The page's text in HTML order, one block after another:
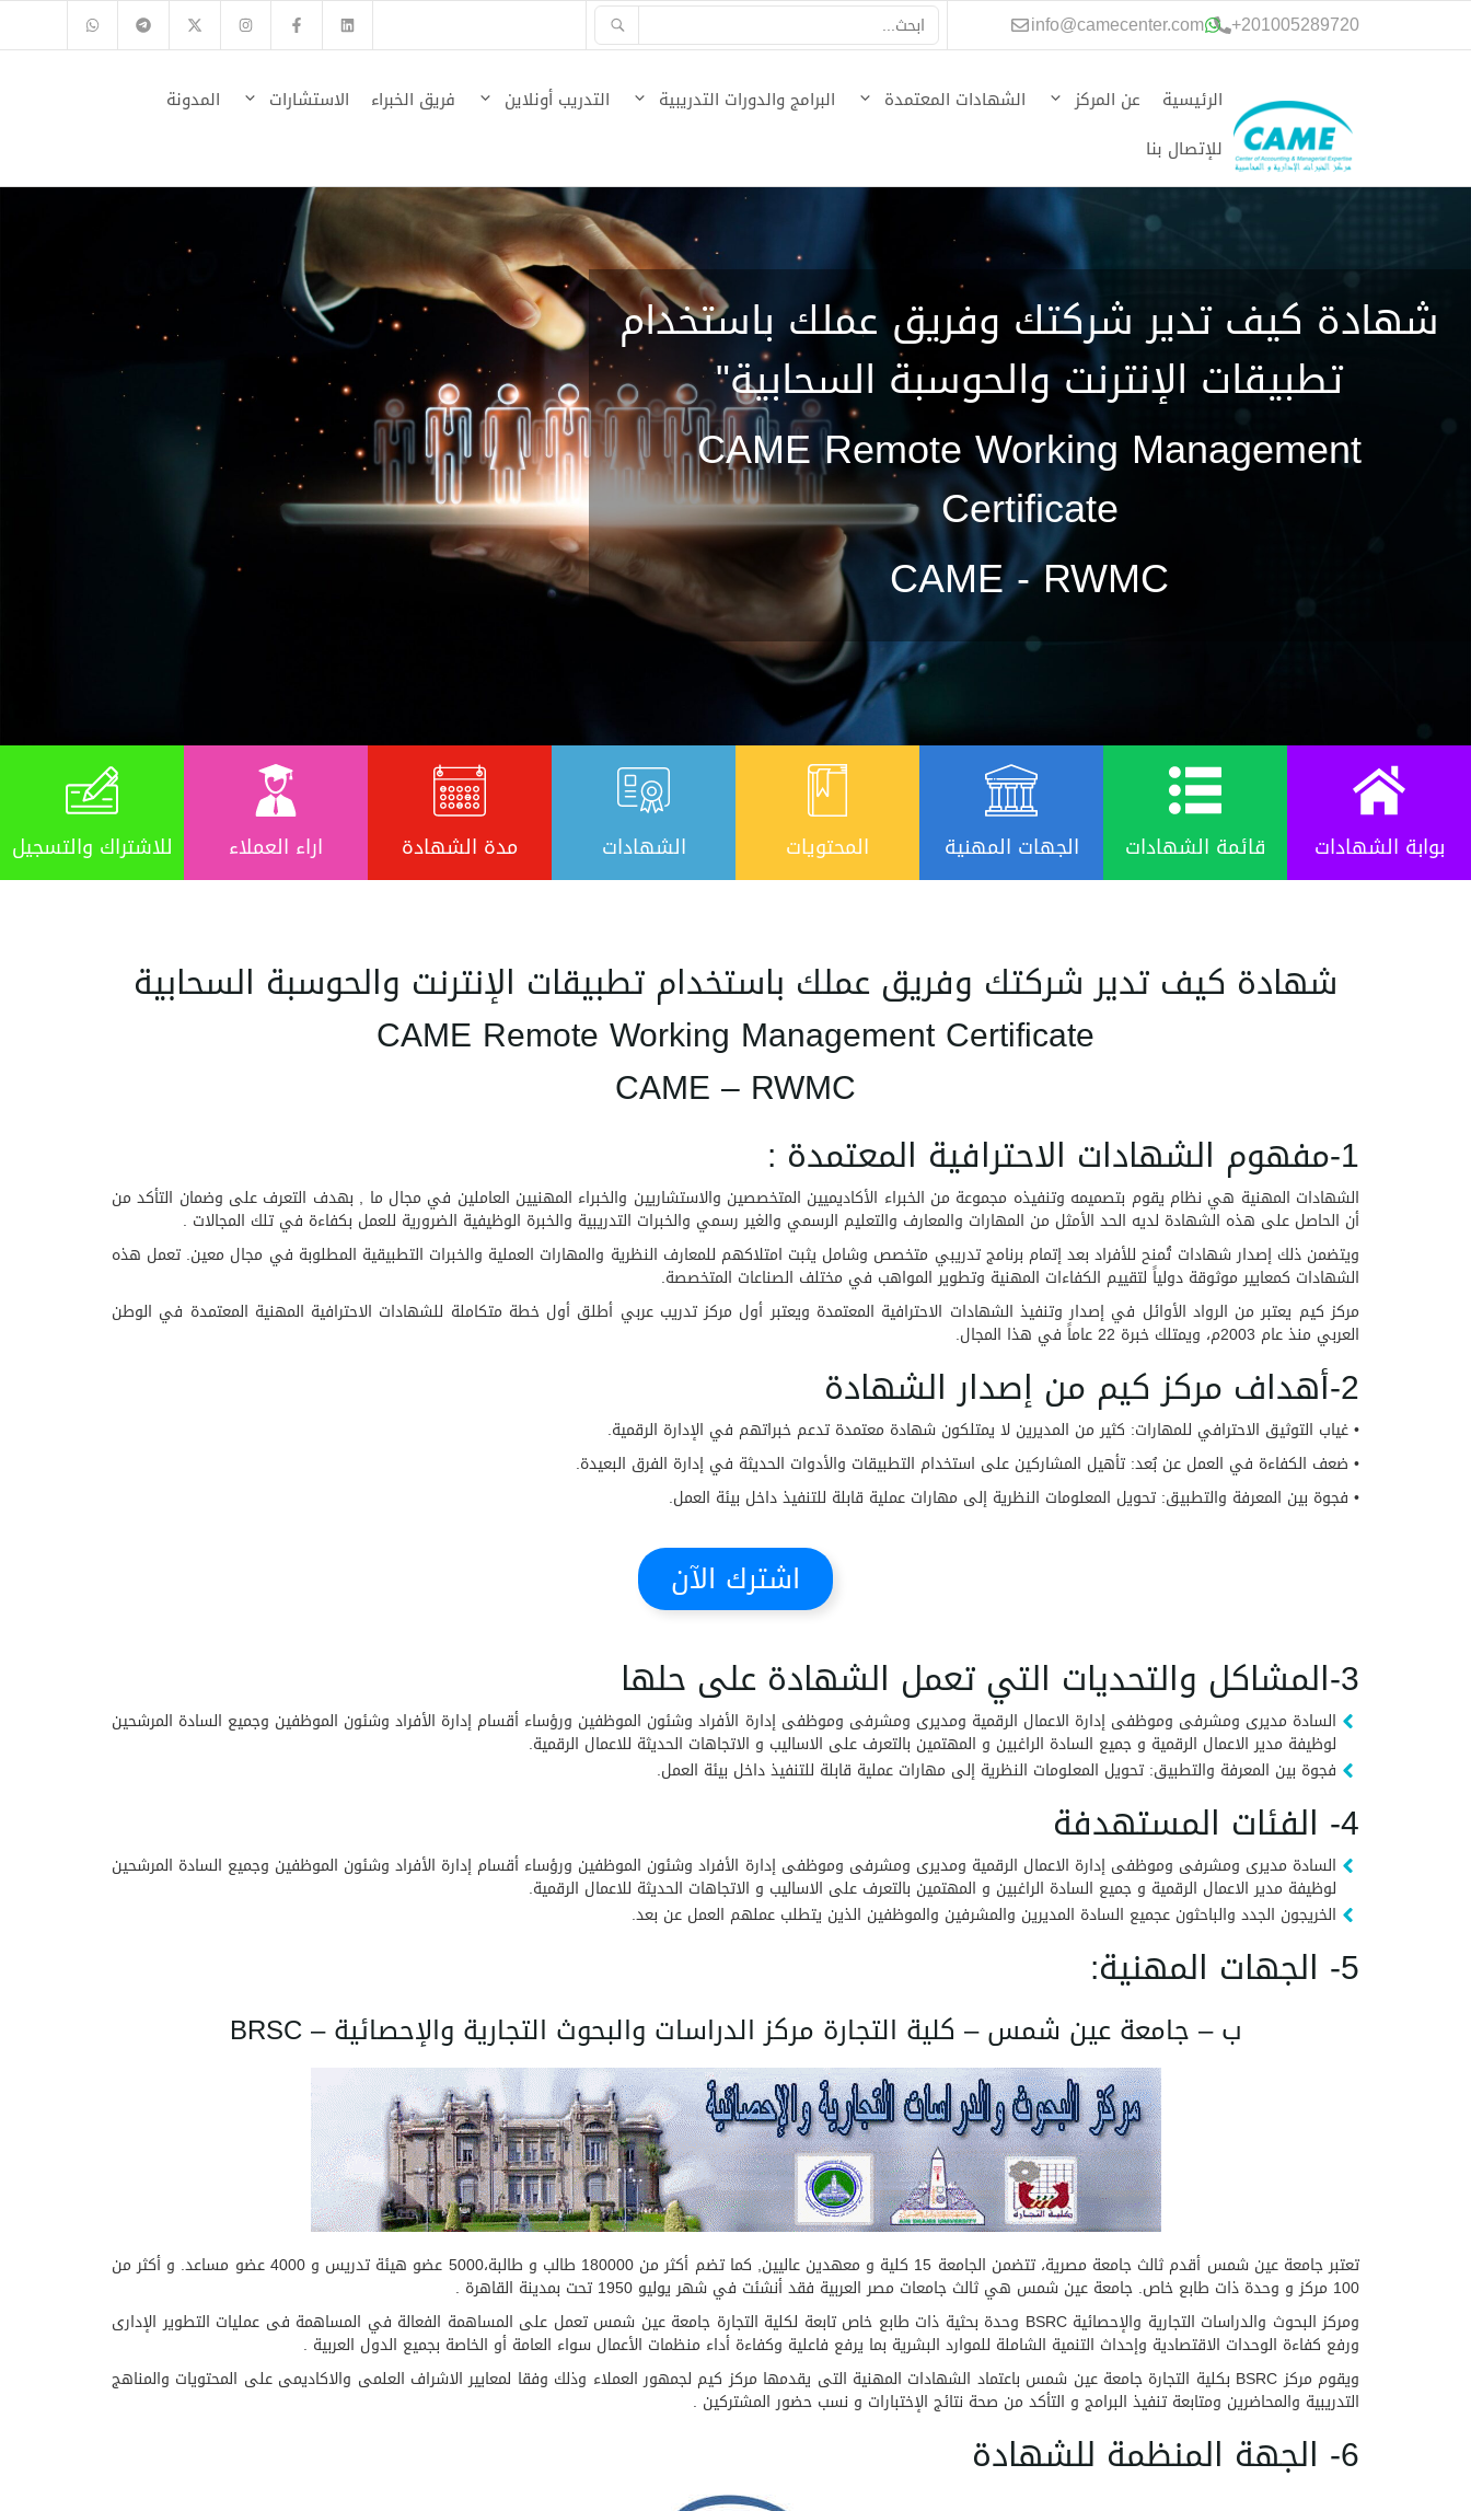
انتقل 201005289720
+
info@camecenter.com
الرئيسية عن المركز الشهادات المعتمدة البرامج والدورات التدريبية التدريب أونلاين فريق الخبراء الاستشارات
المدونة
للإتصال بنا
شهادة كيف تدير شركتك وفريق عملك باستخدام
تطبيقات الإنترنت والحوسبة السحابية"
CAME Remote Working Management
Certificate
CAME - RWMC
بوابة الشهادات قائمة الشهادات الجهات المهنية المحتويات الشهادات مدة الشهادة اراء العملاء للاشتراك والتسجيل
شهادة كيف تدير شركتك وفريق عملك باستخدام تطبيقات الإنترنت والحوسبة السحابية
CAME Remote Working Management Certificate
CAME – RWMC
1-مفهوم الشهادات الاحترافية المعتمدة :
الشهادات المهنية هي نظام يقوم بتصميمه وتنفيذه مجموعة من الخبراء الأكاديميين المتخصصين والاستشاريين والخبراء المهنيين العاملين في مجال ما , بهدف التعرف على وضمان التأكد من
أن الحاصل على هذه الشهادة لديه الحد الأمثل من المهارات والمعارف والتعليم الرسمي والغير رسمي والخبرات التدريبية والخبرة الوظيفية الضرورية للعمل بكفاءة في تلك المجالات .
ويتضمن ذلك إصدار شهادات تُمنح للأفراد بعد إتمام برنامج تدريبي متخصص وشامل يثبت امتلاكهم للمعارف النظرية والمهارات العملية والخبرات التطبيقية المطلوبة في مجال معين. تعمل هذه
الشهادات كمعايير موثوقة دولياً لتقييم الكفاءات المهنية وتطوير المواهب في مختلف الصناعات المتخصصة.
مركز كيم يعتبر من الرواد الأوائل في إصدار وتنفيذ الشهادات الاحترافية المعتمدة ويعتبر أول مركز تدريب عربي أطلق أول خطة متكاملة للشهادات الاحترافية المهنية المعتمدة في الوطن
العربي منذ عام 2003م، ويمتلك خبرة 22 عاماً في هذا المجال.
2-أهداف مركز كيم من إصدار الشهادة
• غياب التوثيق الاحترافي للمهارات: كثير من المديرين لا يمتلكون شهادة معتمدة تدعم خبراتهم في الإدارة الرقمية.
• ضعف الكفاءة في العمل عن بُعد: تأهيل المشاركين على استخدام التطبيقات والأدوات الحديثة في إدارة الفرق البعيدة.
• فجوة بين المعرفة والتطبيق: تحويل المعلومات النظرية إلى مهارات عملية قابلة للتنفيذ داخل بيئة العمل.
اشترك الآن
3-المشاكل والتحديات التي تعمل الشهادة على حلها
السادة مديرى ومشرفى وموظفى إدارة الاعمال الرقمية ومديرى ومشرفى وموظفى إدارة الأفراد وشئون الموظفين ورؤساء أقسام إدارة الأفراد وشئون الموظفين وجميع السادة المرشحين
لوظيفة مدير الاعمال الرقمية و جميع السادة الراغبين و المهتمين بالتعرف على الاساليب و الاتجاهات الحديثة للاعمال الرقمية.
فجوة بين المعرفة والتطبيق: تحويل المعلومات النظرية إلى مهارات عملية قابلة للتنفيذ داخل بيئة العمل.
4- الفئات المستهدفة
السادة مديرى ومشرفى وموظفى إدارة الاعمال الرقمية ومديرى ومشرفى وموظفى إدارة الأفراد وشئون الموظفين ورؤساء أقسام إدارة الأفراد وشئون الموظفين وجميع السادة المرشحين
لوظيفة مدير الاعمال الرقمية و جميع السادة الراغبين و المهتمين بالتعرف على الاساليب و الاتجاهات الحديثة للاعمال الرقمية.
الخريجون الجدد والباحثون عجميع السادة المديرين والمشرفين والموظفين الذين يتطلب عملهم العمل عن بعد.
5- الجهات المهنية:
ب – جامعة عين شمس – كلية التجارة مركز الدراسات والبحوث التجارية والإحصائية – BRSC
تعتبر جامعة عين شمس أقدم ثالث جامعة مصرية، تتضمن الجامعة 15 كلية و معهدين عاليين, كما تضم أكثر من 180000 طالب و طالبة،5000 عضو هيئة تدريس و 4000 عضو مساعد. و أكثر من
100 مركز و وحدة ذات طابع خاص. جامعة عين شمس هي ثالث جامعات مصر العربية فقد أنشئت في شهر يوليو 1950 تحت بمدينة القاهرة .
ومركز البحوث والدراسات التجارية والإحصائية BSRC وحدة بحثية ذات طابع خاص تابعة لكلية التجارة جامعة عين شمس تعمل على المساهمة الفعالة في المساهمة فى عمليات التطوير الإدارى
ورفع كفاءة الوحدات الاقتصادية وإحداث التنمية الشاملة للموارد البشرية بما يرفع فاعلية وكفاءة أداء منظمات الأعمال سواء العامة أو الخاصة بجميع الدول العربية .
ويقوم مركز BSRC بكلية التجارة جامعة عين شمس باعتماد الشهادات المهنية التى يقدمها مركز كيم لجمهور العملاء وذلك وفقا لمعايير الاشراف العلمى والاكاديمى على المحتويات والمناهج
التدريبية والمحاضرين ومتابعة تنفيذ البرامج و التأكد من صحة نتائج الإختبارات و نسب حضور المشتركين .
6- الجهة المنظمة للشهادة